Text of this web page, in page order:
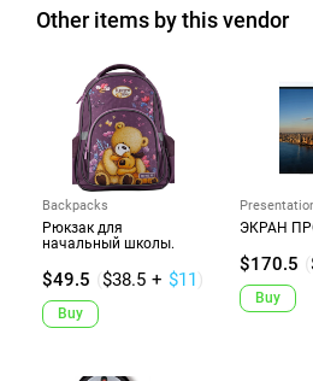
Other items by this vendor
Backpacks
Рюкзак для
начальный школы.
$49.5 ($38.5 + $11 )
Buy
Projectors
ЭКРАН
$170.5 (
Buy